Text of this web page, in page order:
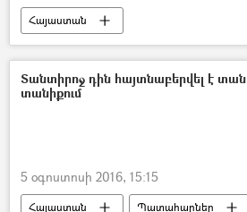
Հայաստան
Տանտիրոջ դին հայտնաբերվել է տան
տանիքում
5 օգոստոսի 2016, 15:15
Հայաստան Պատահարներ